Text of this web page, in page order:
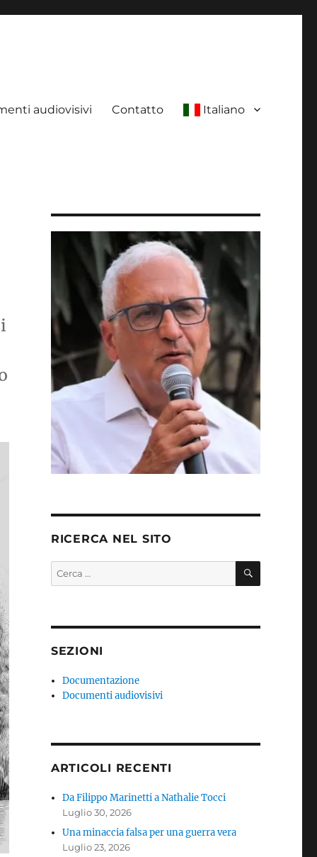
audiovisivi Contatto Italiano
RICERCA NEL SITO
Cerca: CERCA
SEZIONI
Documentazione
Documenti audiovisivi
ARTICOLI RECENTI
Da Filippo Marinetti a Nathalie Tocci
Luglio 30, 2026
Una minaccia falsa per una guerra vera
Luglio 23, 2026